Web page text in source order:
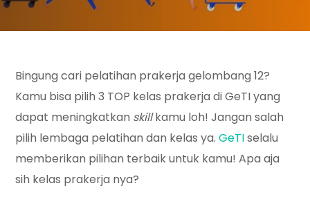
Bingung cari pelatihan prakerja gelombang 12?
Kamu bisa pilih 3 TOP kelas prakerja di GeTI yang
dapat meningkatkan skillkamu loh! Jangan salah
pilih lembaga pelatihan dan kelas ya.GeTIselalu
memberikan pilihan terbaik untuk kamu! Apa aja
sih kelas prakerja nya?